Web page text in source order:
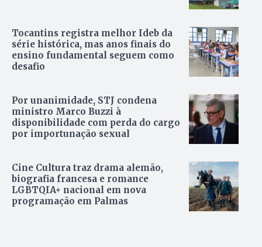
Tocantins registra melhor Ideb da
série histórica, mas anos finais do
ensino fundamental seguem como
desafio
Por unanimidade, STJ condena
ministro Marco Buzzi à
disponibilidade com perda do cargo
por importunação sexual
Cine Cultura traz drama alemão,
biografia francesa e romance
LGBTQIA+ nacional em nova
programação em Palmas